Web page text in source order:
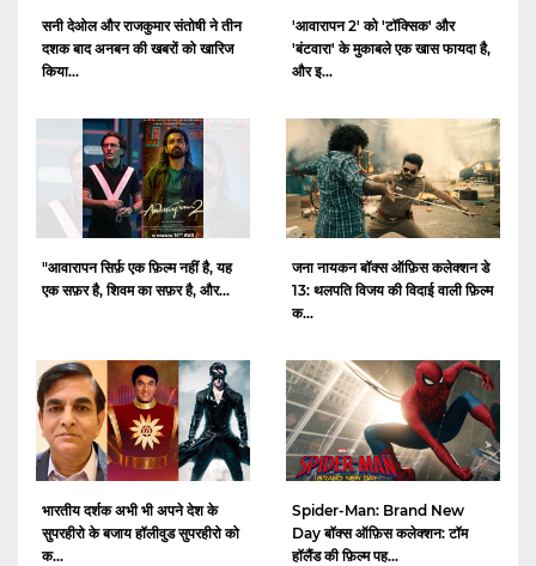
सनी देओल और राजकुमार संतोषी ने तीन
दशक बाद अनबन की खबरों को खारिज
किया...
'आवारापन 2' को 'टॉक्सिक' और
'बंटवारा' के मुकाबले एक खास फायदा है,
और इ...
"आवारापन सिर्फ़ एक फ़िल्म नहीं है, यह
एक सफ़र है, शिवम का सफ़र है, और...
जना नायकन बॉक्स ऑफ़िस कलेक्शन डे
13: थलपति विजय की विदाई वाली फ़िल्म
क...
भारतीय दर्शक अभी भी अपने देश के
सुपरहीरो के बजाय हॉलीवुड सुपरहीरो को
क...
Spider-Man: Brand New
Day बॉक्स ऑफ़िस कलेक्शन: टॉम
हॉलैंड की फ़िल्म पह...